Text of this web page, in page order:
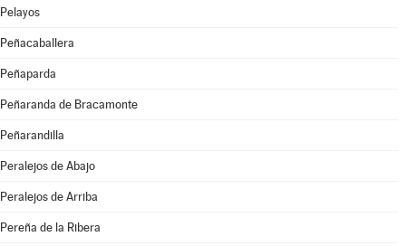
Pelayos
Peñacaballera
Peñaparda
Peñaranda de Bracamonte
Peñarandilla
Peralejos de Abajo
Peralejos de Arriba
Pereña de la Ribera